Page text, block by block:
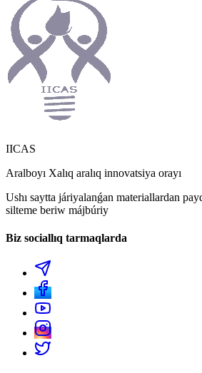
IICAS
Aralboyı Xalıq aralıq innovatsiya orayı
Ushı saytta járiyalanǵan materiallardan
silteme beriw májbúriy
Biz sociallıq tarmaqlarda